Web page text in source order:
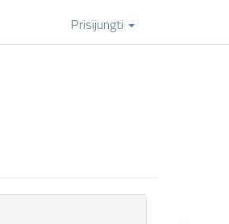
Prisijungti